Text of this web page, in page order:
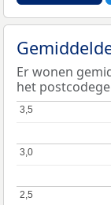
Er wonen
het
2,5
2,5
3,0
3,0
3,5
3,5